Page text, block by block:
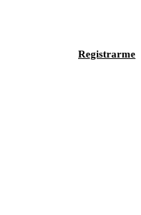
Registrarme